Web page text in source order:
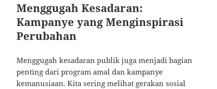
Menggugah Kesadaran:
Kampanye yang Menginspirasi
Perubahan
Menggugah kesadaran publik juga menjadi bagian
penting dari program amal dan kampanye
kemanusiaan. Kita sering melihat gerakan sosial